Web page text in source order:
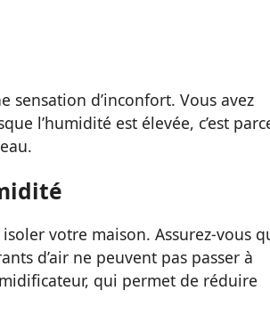
sensation d’inconfort. Vous avez
l’humidité est élevée, c’est
votre maison. Assurez-vous
d’air ne peuvent pas passer à
qui permet de réduire